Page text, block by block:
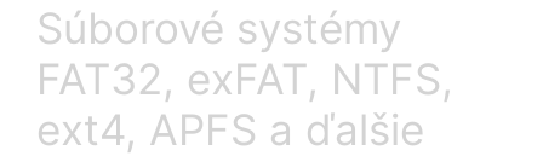
Súborové systémy
FAT32, exFAT, NTFS,
ext4, APFS a ďalšie